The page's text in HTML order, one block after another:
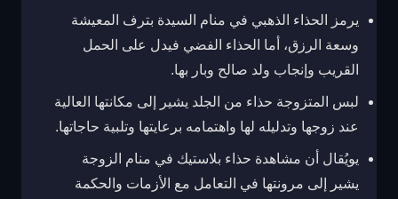
يرمز الحذاء الذهبي في منام السيدة بترف المعيشة
وسعة الرزق، أما الحذاء الفضي فيدل على الحمل
القريب وإنجاب ولد صالح وبار بها.
لبس المتزوجة حذاء من الجلد يشير إلى مكانتها العالية
عند زوجها وتدليله لها واهتمامه برعايتها وتلبية حاجاتها.
يويُقال أن مشاهدة حذاء بلاستيك في منام الزوجة
يشير إلى مرونتها في التعامل مع الأزمات والحكمة